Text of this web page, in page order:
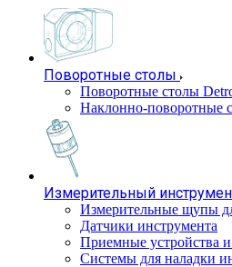
Поворотные столы
Поворотные столы
Наклонно-поворотные
Измерительный
Измерительные щупы
Датчики инструмента
Приемные устройства
Системы для наладки